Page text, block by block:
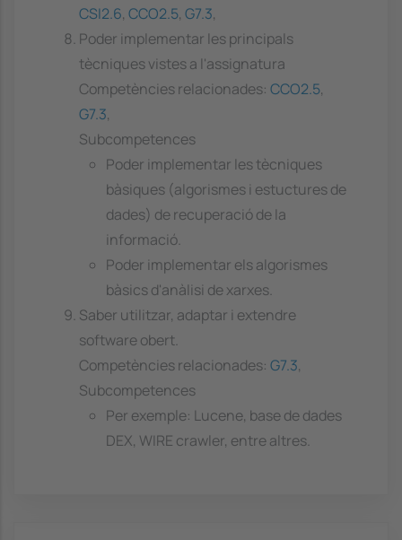
CSI2.6, CCO2.5, G7.3,
Poder implementar les principals
tècniques vistes a l'assignatura
Competències relacionades: CCO2.5,
G7.3,
Subcompetences
Poder implementar les tècniques
bàsiques (algorismes i estuctures de
dades) de recuperació de la
informació.
Poder implementar els algorismes
bàsics d'anàlisi de xarxes.
Saber utilitzar, adaptar i extendre
software obert.
Competències relacionades: G7.3,
Subcompetences
Per exemple: Lucene, base de dades
DEX, WIRE crawler, entre altres.